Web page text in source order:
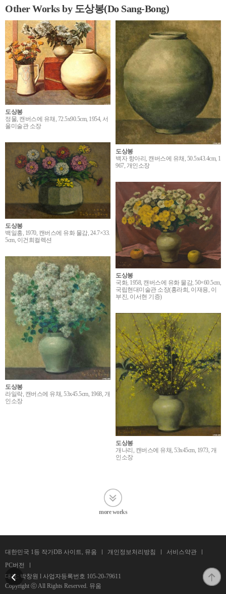
Other Works by 도상봉(Do Sang-Bong)
도상봉
정물, 캔버스에 유채, 72.5x90.5cm, 1954, 서
울미술관 소장
도상봉
백자 항아리, 캔버스에 유채, 50.5x43.4cm, 1
967, 개인소장
도상봉
백일홍, 1970, 캔버스에 유화 물감, 24.7×33.
5cm, 이건희컬렉션
도상봉
국화, 1958, 캔버스에 유화 물감, 50×60.5cm,
국립현대미술관 소장(홍라희, 이재용, 이
부진, 이서현 기증)
도상봉
라일락, 캔버스에 유채, 53x45.5cm, 1968, 개
인소장
도상봉
개나리, 캔버스에 유채, 53x45cm, 1973, 개
인소장
more works
대한민국 1등 작가DB 사이트, 뮤움 개인정보처리방침
서비스약관
PC버전
대표: 박창원 l 사업자등록번호 105-20-79611
Copyright ⓒ All Rights Reserved. 뮤움